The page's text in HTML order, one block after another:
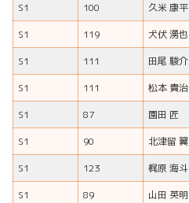
S1
100 久米 康平
S1
119 犬伏 湧也
S1
111 田尾 駿介
S1
111 松本 貴治
S1
87 園田 匠
S1
90 北津留 翼
S1
123 梶原 海斗
S1
89 山田 英明